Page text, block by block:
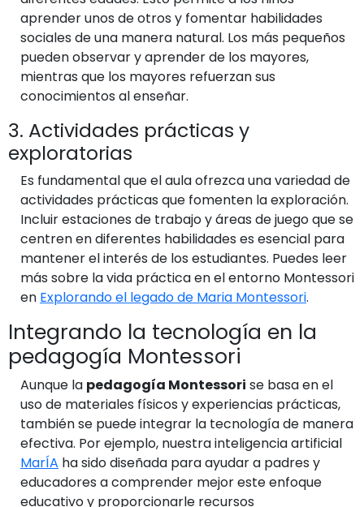
aprender unos de otros y fomentar habilidades
sociales de una manera natural. Los más pequeños
pueden observar y aprender de los mayores,
mientras que los mayores refuerzan sus
conocimientos al enseñar.
3. Actividades prácticas y
exploratorias
Es fundamental que el aula ofrezca una variedad de
actividades prácticas que fomenten la exploración.
Incluir estaciones de trabajo y áreas de juego que se
centren en diferentes habilidades es esencial para
mantener el interés de los estudiantes. Puedes leer
más sobre la vida práctica en el entorno Montessori
en Explorando el legado de Maria Montessori.
Integrando la tecnología en la
pedagogía Montessori
Aunque la pedagogía Montessori se basa en el
uso de materiales físicos y experiencias prácticas,
también se puede integrar la tecnología de manera
efectiva. Por ejemplo, nuestra inteligencia artificial
MarÍA ha sido diseñada para ayudar a padres y
educadores a comprender mejor este enfoque
educativo y proporcionarle recursos